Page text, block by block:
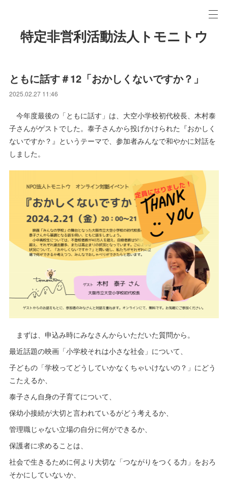
特定非営利活動法人トモニトウ
ともに話す＃12「おかしくないですか？」
2025.02.27 11:46
今年度最後の「ともに話す」は、大空小学校初代校長、木村泰
子さんがゲストでした。泰子さんから投げかけられた『おかしく
ないですか？』というテーマで、参加者みんなで和やかに対話を
しました。
まずは、申込み時にみなさんからいただいた質問から。
最近話題の映画「小学校それは小さな社会」について、
子どもの「学校ってどうしていかなくちゃいけないの？」にどう
こたえるか、
泰子さん自身の子育てについて、
保幼小接続が大切と言われているがどう考えるか、
管理職じゃない立場の自分に何ができるか、
保護者に求めることは、
社会で生きるために何より大切な「つながりをつくる力」をおろ
そかにしていないか、